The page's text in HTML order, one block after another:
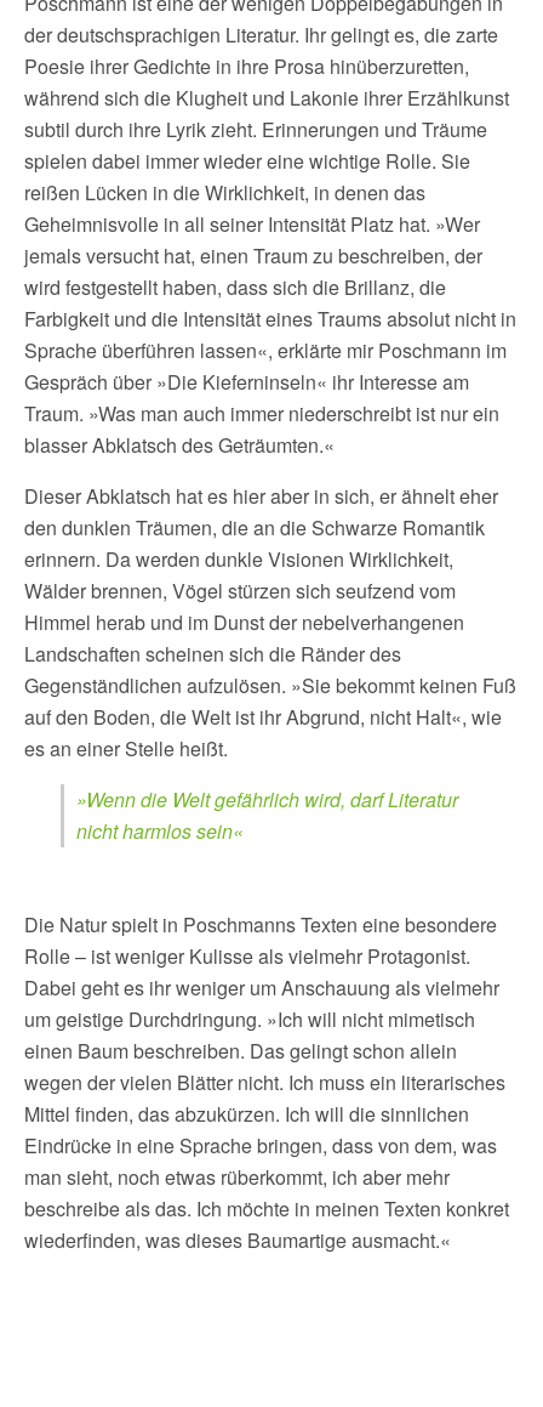
der deutschsprachigen Literatur. Ihr gelingt es, die zarte
Poesie ihrer Gedichte in ihre Prosa hinüberzuretten,
während sich die Klugheit und Lakonie ihrer Erzählkunst
subtil durch ihre Lyrik zieht. Erinnerungen und Träume
spielen dabei immer wieder eine wichtige Rolle. Sie
reißen Lücken in die Wirklichkeit, in denen das
Geheimnisvolle in all seiner Intensität Platz hat. »Wer
jemals versucht hat, einen Traum zu beschreiben, der
wird festgestellt haben, dass sich die Brillanz, die
Farbigkeit und die Intensität eines Traums absolut nicht in
Sprache überführen lassen«, erklärte mir Poschmann im
Gespräch über »Die Kieferninseln« ihr Interesse am
Traum. »Was man auch immer niederschreibt ist nur ein
blasser Abklatsch des Geträumten.«
Dieser Abklatsch hat es hier aber in sich, er ähnelt eher
den dunklen Träumen, die an die Schwarze Romantik
erinnern. Da werden dunkle Visionen Wirklichkeit,
Wälder brennen, Vögel stürzen sich seufzend vom
Himmel herab und im Dunst der nebelverhangenen
Landschaften scheinen sich die Ränder des
Gegenständlichen aufzulösen. »Sie bekommt keinen Fuß
auf den Boden, die Welt ist ihr Abgrund, nicht Halt«, wie
es an einer Stelle heißt.
»Wenn die Welt gefährlich wird, darf Literatur
nicht harmlos sein«
Die Natur spielt in Poschmanns Texten eine besondere
Rolle – ist weniger Kulisse als vielmehr Protagonist.
Dabei geht es ihr weniger um Anschauung als vielmehr
um geistige Durchdringung. »Ich will nicht mimetisch
einen Baum beschreiben. Das gelingt schon allein
wegen der vielen Blätter nicht. Ich muss ein literarisches
Mittel finden, das abzukürzen. Ich will die sinnlichen
Eindrücke in eine Sprache bringen, dass von dem, was
man sieht, noch etwas rüberkommt, ich aber mehr
beschreibe als das. Ich möchte in meinen Texten konkret
wiederfinden, was dieses Baumartige ausmacht.«